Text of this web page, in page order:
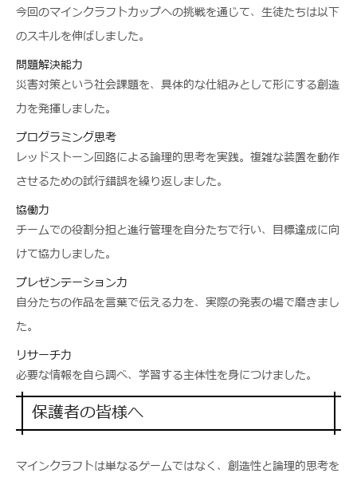
今回のマインクラフトカップへの挑戦を通じて、生徒たちは以下
のスキルを伸ばしました。
問題解決能力
災害対策という社会課題を、具体的な仕組みとして形にする創造
力を発揮しました。
プログラミング思考
レッドストーン回路による論理的思考を実践。複雑な装置を動作
させるための試行錯誤を繰り返しました。
協働力
チームでの役割分担と進行管理を自分たちで行い、目標達成に向
けて協力しました。
プレゼンテーション力
自分たちの作品を言葉で伝える力を、実際の発表の場で磨きまし
た。
リサーチ力
必要な情報を自ら調べ、学習する主体性を身につけました。
保護者の皆様へ
マインクラフトは単なるゲームではなく、創造性と論理的思考を